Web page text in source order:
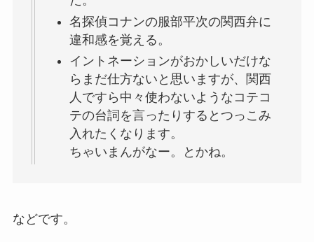
名探偵コナンの服部平次の関西弁に
違和感を覚える。
イントネーションがおかしいだけな
らまだ仕方ないと思いますが、関西
人ですら中々使わないようなコテコ
テの台詞を言ったりするとつっこみ
入れたくなります。
ちゃいまんがなー。とかね。
などです。